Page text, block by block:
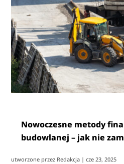
Nowoczesne metody
budowlanej – jak nie
utworzone przez Redakcja |cze 23, 2025